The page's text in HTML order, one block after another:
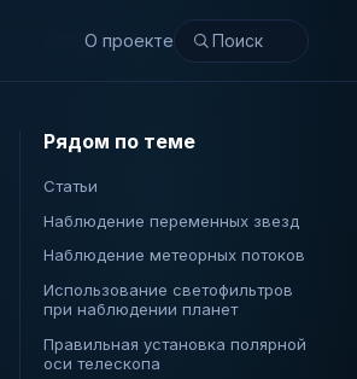
О проекте
Рядом по теме
Статьи
Наблюдение переменных звезд
Наблюдение метеорных потоков
Использование светофильтров
при наблюдении планет
Правильная установка полярной
оси телескопа